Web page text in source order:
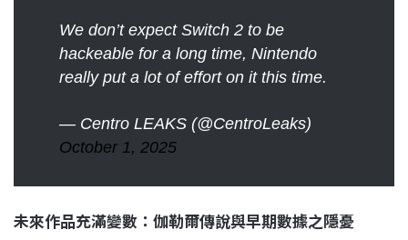
We don’t expect Switch 2 to be
hackeable for a long time, Nintendo
really put a lot of effort on it this time.
— Centro LEAKS (@CentroLeaks)
October 1, 2025
未來作品充滿變數：伽勒爾傳說與早期數據之隱憂